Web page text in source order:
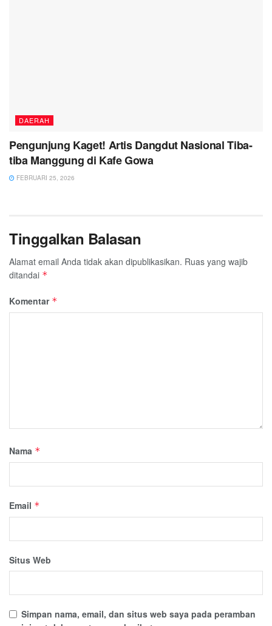
DAERAH
Pengunjung Kaget! Artis Dangdut Nasional Tiba-
tiba Manggung di Kafe Gowa
FEBRUARI 25, 2026
Tinggalkan Balasan
Alamat email Anda tidak akan dipublikasikan. Ruas yang wajib
ditandai *
Komentar *
Nama *
Email *
Situs Web
Simpan nama, email, dan situs web saya pada peramban